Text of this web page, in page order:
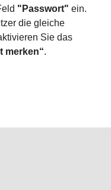
"Passwort" ein.
die gleiche
Sie das
merken“.